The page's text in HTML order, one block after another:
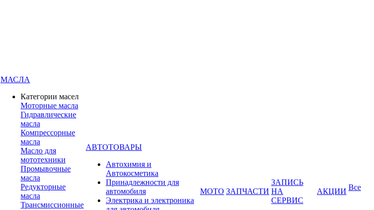
МАСЛА
Категории масел
Моторные масла
Гидравлические
масла
Компрессорные
масла
Масло для
мототехники
Промывочные
масла
Редукторные
масла
Трансмиссионные
АВТОТОВАРЫ
Автохимия и
Автокосметика
Принадлежности для
автомобиля
Электрика и электроника
МОТО ЗАПЧАСТИ
ЗАПИСЬ
НА
СЕРВИС
АКЦИИ Все